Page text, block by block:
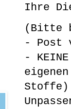
Ihre
(Bitte
- Post
-